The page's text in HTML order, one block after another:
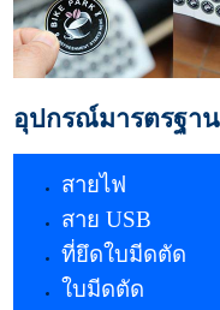
อุปกรณ์มารตรฐาน
สายไฟ
สาย USB
ที่ยึดใบมีดตัด
ใบมีดตัด